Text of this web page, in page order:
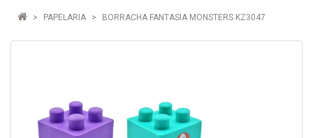
PAPELARIA BORRACHA FANTASIA MONSTERS KZ3047